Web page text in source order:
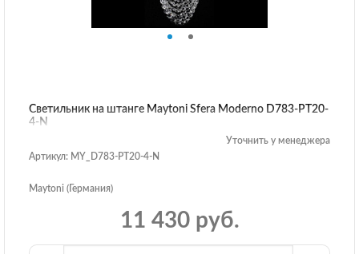
Светильник на штанге Maytoni Sfera Moderno D783-PT20-
4-N
Уточнить у менеджера
Артикул: MY_D783-PT20-4-N
Maytoni (Германия)
11 430 руб.